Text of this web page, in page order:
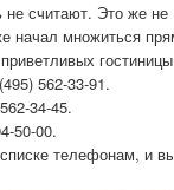
не считают. Это же
начал множиться
562-33-91.
34-45.
50-00.
телефонам, и